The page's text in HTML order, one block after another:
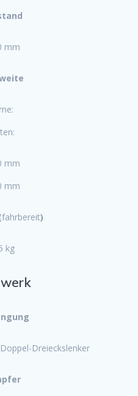
mm
mm
mm
fahrbereit)
kg
Dreieckslenker